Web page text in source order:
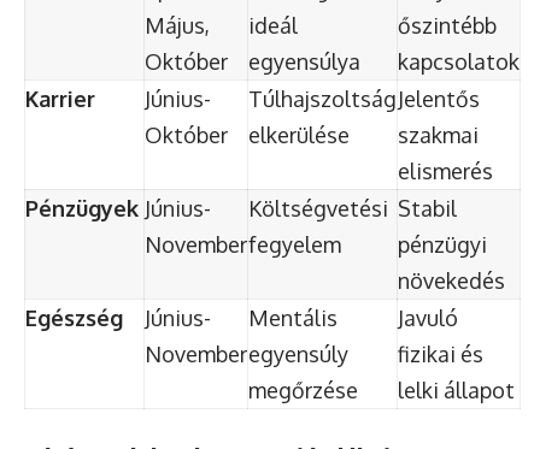
Május,
Október
ideál
egyensúlya
őszintébb
kapcsolatok
Karrier
Június-
Október
Túlhajszoltság
elkerülése
Jelentős
szakmai
elismerés
Pénzügyek Június-
November
Költségvetési
fegyelem
Stabil
pénzügyi
növekedés
Egészség
Június-
November
Mentális
egyensúly
megőrzése
Javuló
fizikai és
lelki állapot